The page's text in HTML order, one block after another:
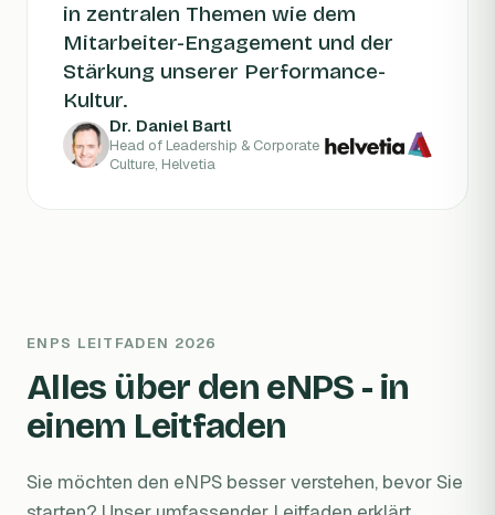
in zentralen Themen wie dem
Mitarbeiter-Engagement und der
Stärkung unserer Performance-
Kultur.
Dr. Daniel Bartl
Head of Leadership & Corporate
Culture, Helvetia
ENPS LEITFADEN 2026
Alles über den eNPS - in
einem Leitfaden
Sie möchten den eNPS besser verstehen, bevor Sie